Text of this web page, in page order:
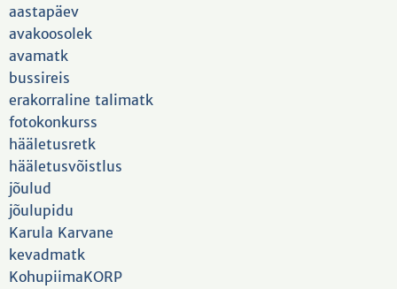
aastapäev
avakoosolek
avamatk
bussireis
erakorraline talimatk
fotokonkurss
hääletusretk
hääletusvõistlus
jõulud
jõulupidu
Karula Karvane
kevadmatk
KohupiimaKORP